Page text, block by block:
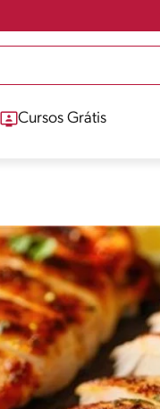
Cursos Grátis